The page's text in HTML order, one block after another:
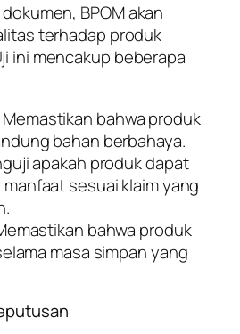
BPOM akan
terhadap produk
ini mencakup beberapa
Memastikan bahwa produk
bahan berbahaya.
apakah produk dapat
sesuai klaim yang
bahwa produk
masa simpan yang